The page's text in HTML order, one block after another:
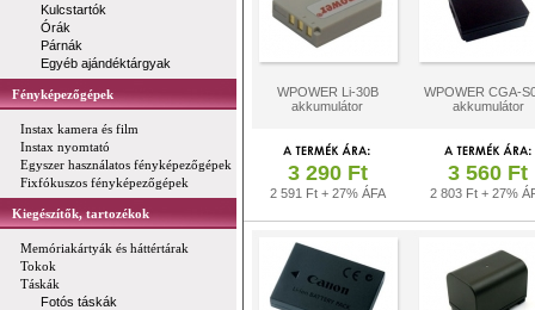
Kulcstartók
Órák
Párnák
Egyéb ajándéktárgyak
Fényképezőgépek
Instax kamera és film
Instax nyomtató
Egyszer használatos fényképezőgépek
Fixfókuszos fényképezőgépek
Kiegészítők, tartozékok
Memóriakártyák és háttértárak
Tokok
Táskák
Fotós táskák
WPOWER Li-30B
akkumulátor
WPOWER CGA-
akkumulátor
3 290 Ft
2 591 Ft + 27% ÁFA
3 560 Ft
2 803 Ft + 27%